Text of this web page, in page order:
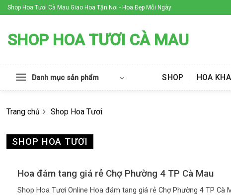
Skip
to
Shop Hoa Tươi Cà Mau Giao Hoa Tận Nơi - Hoa Đẹp Mỗi Ngày
SHOP HOA TƯƠI CÀ MAU
Danh mục sản phẩm SHOP HOA
Trang chủ Shop Hoa Tươi
SHOP HOA TƯƠI
Hoa đám tang giá rẻ Chợ Phường 4 TP Cà Mau
Shop Hoa Tươi Online Hoa đám tang giá rẻ Chợ Phường 4 TP